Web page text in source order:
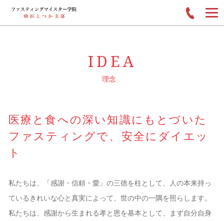
IDEA
理念
医療と食への深い知識にもとづいた
ファスティングで、安全にダイエッ
ト
私たちは、「感謝・信頼・愛」の三徳を柱として、人の本来持っ
ているきれいな心と真実によって、世の中の一隅を照らします。
私たちは、感謝から生まれる孝と恩を基本として、まず自分自身